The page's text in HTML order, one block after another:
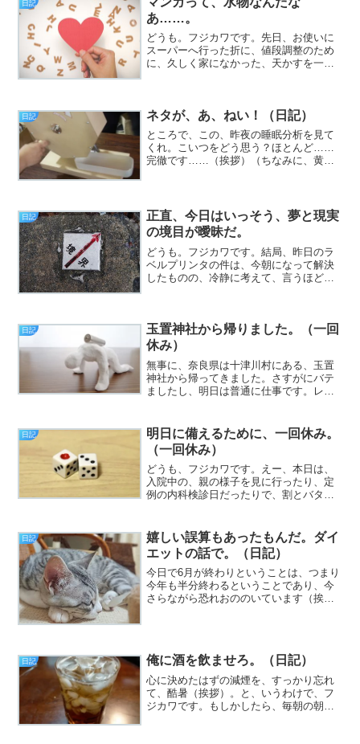
かなり嬉しかった火曜日、皆...
日記
あ……。
どうも。フジカワです。先日、お使いに
スーパーへ行った折に、値段調整のため
に、久しく家になかった、天かすを一袋
い』と書いてありました。...
日記 ネタが、あ、ねい！（日記）
ところで、この、昨夜の睡眠分析を見て
くれ。こいつをどう思う？ほとんど……
完徹です……（挨拶）（ちなみに、黄色
た」と意識したのは、午前1...
日記
正直、今日はいっそう、夢と現実
の境目が曖昧だ。
どうも。フジカワです。結局、昨日のラ
ベルプリンタの件は、今朝になって解決
したものの、冷静に考えて、言うほど使
日記
玉置神社から帰りました。（一回
休み）
無事に、奈良県は十津川村にある、玉置
神社から帰ってきました。さすがにバテ
ましたし、明日は普通に仕事です。レポ
日記
明日に備えるために、一回休み。
（一回休み）
どうも、フジカワです。えー、本日は、
入院中の、親の様子を見に行ったり、定
例の内科検診日だったりで、割とバタバ
て、ポプラ社小説新人賞に向いてないん
じゃ？」という、致命...
日記
嬉しい誤算もあったもんだ。ダイ
エットの話で。（日記）
今日で6月が終わりということは、つまり
今年も半分終わるということであり、今
さらながら恐れおののいています（挨
日記 俺に酒を飲ませろ。（日記）
心に決めたはずの減煙を、すっかり忘れ
て、酷暑（挨拶）。と、いうわけで、フ
ジカワです。もしかしたら、毎朝の朝食